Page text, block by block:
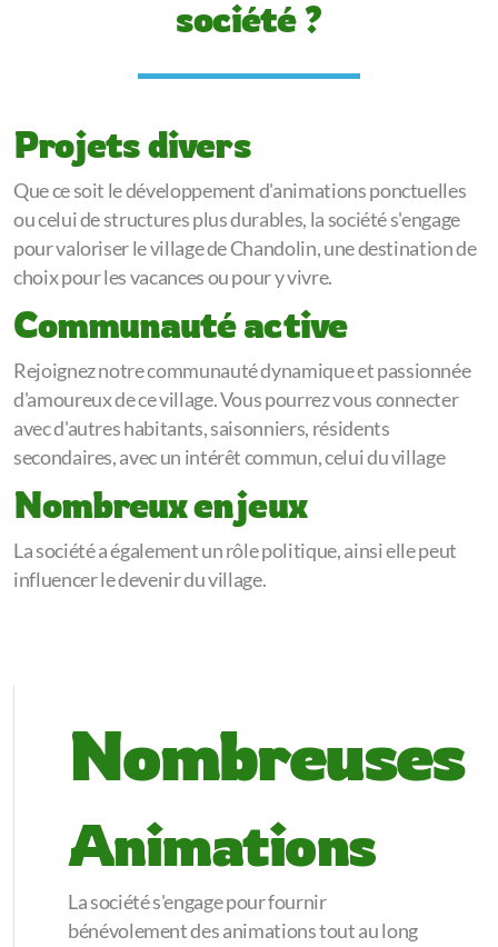
société ?
Projets divers
Que ce soit le développement d'animations ponctuelles
ou celui de structures plus durables, la société s'engage
pour valoriser le village de Chandolin, une destination de
choix pour les vacances ou pour y vivre.
Communauté active
Rejoignez notre communauté dynamique et passionnée
d'amoureux de ce village. Vous pourrez vous connecter
avec d'autres habitants, saisonniers, résidents
secondaires, avec un intérêt commun, celui du village
Nombreux enjeux
La société a également un rôle politique, ainsi elle peut
influencer le devenir du village.
Nombreuses
Animations
La société s'engage pour fournir
bénévolement des animations tout au long